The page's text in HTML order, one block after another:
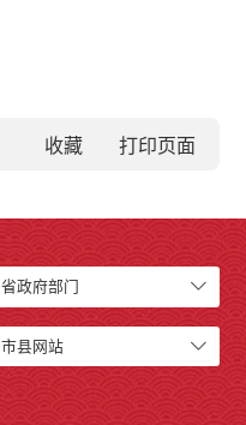
收藏
省政府部门
市县网站